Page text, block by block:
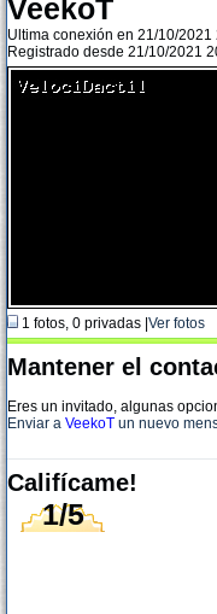
VeekoT
Ultima conexión en 21/10/2021
Registrado desde 21/10/2021
1 fotos, 0 privadas | Ver fotos
Mantener el
Eres un invitado, algunas
Enviar a VeekoT un nuevo
Califícame!
1/5